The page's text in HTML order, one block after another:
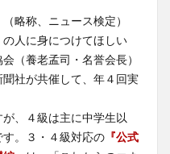
略称、ニュース検定）
人に身につけてほしい
（養老孟司・名誉会長）
社が共催して、年４回実
、４級は主に中学生以
す。３・４級対応の 『公式